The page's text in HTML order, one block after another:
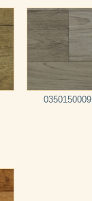
0350150009